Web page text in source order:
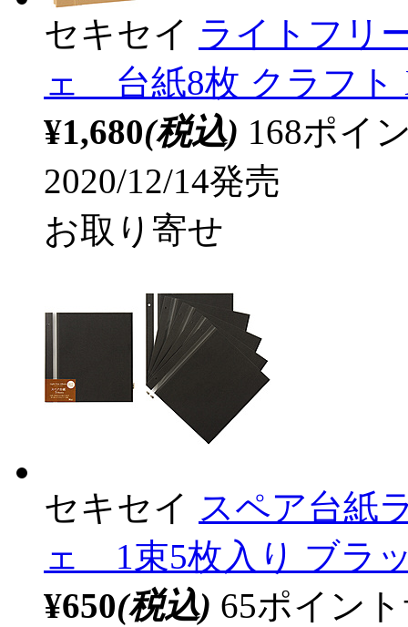
セキセイ ライトフリ
ェ 台紙8枚 クラフト
¥1,680(税込) 168ポイ
2020/12/14発売
お取り寄せ
セキセイ スペア台紙
ェ 1束5枚入り ブラ
¥650(税込) 65ポイン